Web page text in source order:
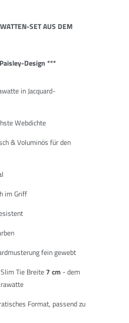
SET AUS DEM
Design ***
in Jacquard-
Webdichte
& Voluminös für den
im Griff
fein gewebt
Tie Breite7 cm- dem
Format, passend zu